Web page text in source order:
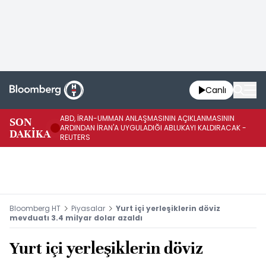
Canlı
SON
DAKİKA
ABD, İRAN-UMMAN ANLAŞMASININ AÇIKLANMASININ
ARDINDAN İRAN'A UYGULADIĞI ABLUKAYI KALDIRACAK -
REUTERS
Bloomberg HT Piyasalar
Yurt içi yerleşiklerin döviz
mevduatı 3.4 milyar dolar azaldı
Yurt içi yerleşiklerin döviz